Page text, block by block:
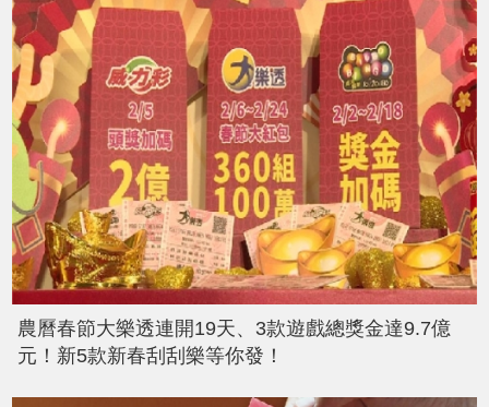
農曆春節大樂透連開19天、3款遊戲總獎金達9.7億
元！新5款新春刮刮樂等你發！